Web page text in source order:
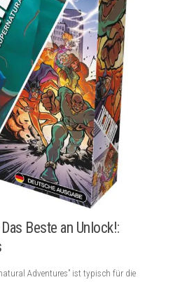
Beste an Unlock!:
Adventures” ist typisch für die